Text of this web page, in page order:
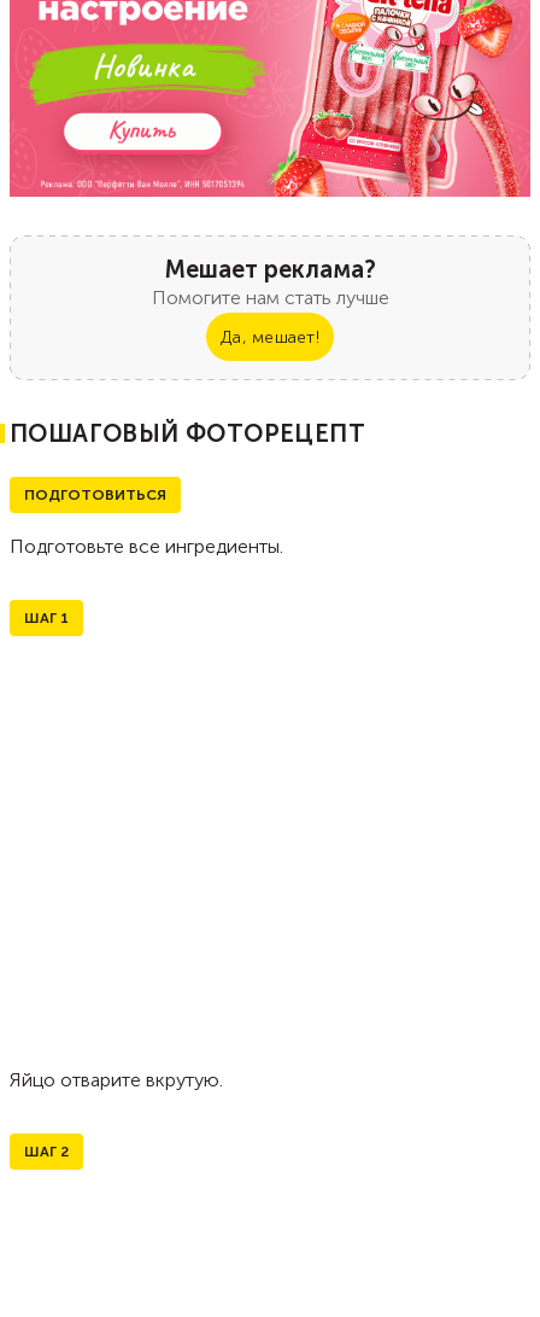
Мешает реклама?
Помогите нам стать лучше
Да, мешает!
ПОШАГОВЫЙ ФОТОРЕЦЕПТ
ПОДГОТОВИТЬСЯ
Подготовьте все ингредиенты.
ШАГ 1
Яйцо отварите вкрутую.
ШАГ 2